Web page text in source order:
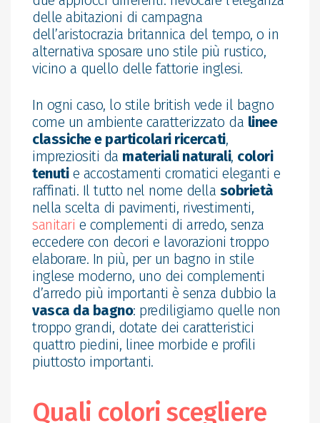
delle abitazioni di campagna
dell’aristocrazia britannica del tempo, o in
alternativa sposare uno stile più rustico,
vicino a quello delle fattorie inglesi.
In ogni caso, lo stile british vede il bagno
come un ambiente caratterizzato da linee
classiche e particolari ricercati,
impreziositi da materiali naturali, colori
tenutie accostamenti cromatici eleganti e
raffinati. Il tutto nel nome della sobrietà
nella scelta di pavimenti, rivestimenti,
sanitari e complementi di arredo, senza
eccedere con decori e lavorazioni troppo
elaborare. In più, per un bagno in stile
inglese moderno, uno dei complementi
d’arredo più importanti è senza dubbio la
vasca da bagno: prediligiamo quelle non
troppo grandi, dotate dei caratteristici
quattro piedini, linee morbide e profili
piuttosto importanti.
Quali colori scegliere